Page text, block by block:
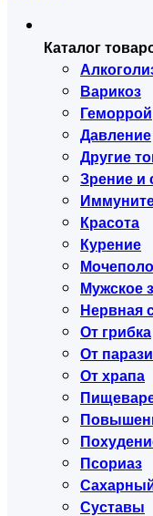
Каталог
Варикоз
Геморрой
Давление
Другие
Зрение и
Красота
Курение
Мужское
Нервная
От грибка
От
От храпа
Псориаз
Суставы